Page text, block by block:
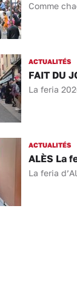
Comme
ACTUALITÉS
FAIT DU
La feria
ACTUALITÉS
ALÈS La
La feria